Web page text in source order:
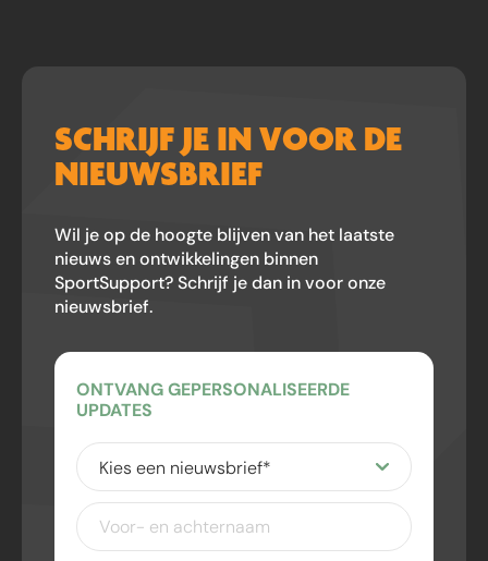
SCHRIJF JE IN VOOR DE
NIEUWSBRIEF
Wil je op de hoogte blijven van het laatste
nieuws en ontwikkelingen binnen
SportSupport? Schrijf je dan in voor onze
nieuwsbrief.
ONTVANG GEPERSONALISEERDE
UPDATES
Kies
een
nieuwsbrief(Vereist)
Voor-
en